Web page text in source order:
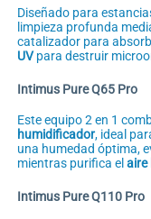
Diseñado para
limpieza profunda
catalizador para
UVpara destruir
Intimus Pure Q65 Pro
Este equipo 2 en 1
humidificador, ideal
una humedad óptima,
mientras purifica el aire
Intimus Pure Q110 Pro